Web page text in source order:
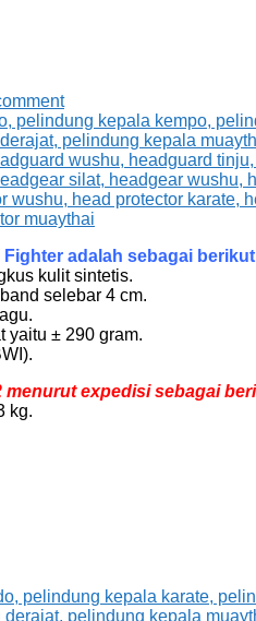
adalah sebagai
kulit sintetis.
selebar 4 cm.
yaitu ± 290 gram.
expedisi sebagai
kg.